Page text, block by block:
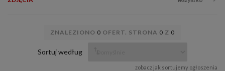
ZNALEZIONO 0 OFERT. STRONA 0 Z 0
Sortuj według
zobacz jak sortujemy ogłoszenia